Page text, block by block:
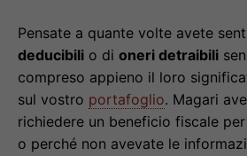
Pensate a quante volte avete
deducibili o di oneri detraibili
compreso appieno il loro
sul vostro portafoglio. Magari
richiedere un beneficio fiscale
o perché non avevate le